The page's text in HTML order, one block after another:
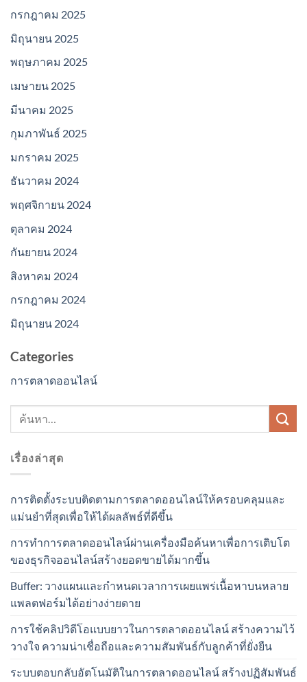
กรกฎาคม 2025
มิถุนายน 2025
พฤษภาคม 2025
เมษายน 2025
มีนาคม 2025
กุมภาพันธ์ 2025
มกราคม 2025
ธันวาคม 2024
พฤศจิกายน 2024
ตุลาคม 2024
กันยายน 2024
สิงหาคม 2024
กรกฎาคม 2024
มิถุนายน 2024
Categories
การตลาดออนไลน์
เรื่องล่าสุด
การติดตั้งระบบติดตามการตลาดออนไลน์ให้ครอบคลุมและ
แม่นยำที่สุดเพื่อให้ได้ผลลัพธ์ที่ดีขึ้น
การทำการตลาดออนไลน์ผ่านเครื่องมือค้นหาเพื่อการเติบโต
ของธุรกิจออนไลน์สร้างยอดขายได้มากขึ้น
Buffer: วางแผนและกำหนดเวลาการเผยแพร่เนื้อหาบนหลาย
แพลตฟอร์มได้อย่างง่ายดาย
การใช้คลิปวิดีโอแบบยาวในการตลาดออนไลน์ สร้างความไว้
วางใจ ความน่าเชื่อถือและความสัมพันธ์กับลูกค้าที่ยั่งยืน
ระบบตอบกลับอัตโนมัติในการตลาดออนไลน์ สร้างปฏิสัมพันธ์